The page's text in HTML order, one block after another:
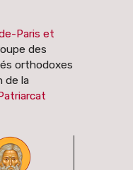
Paris et
des
orthodoxes
de la